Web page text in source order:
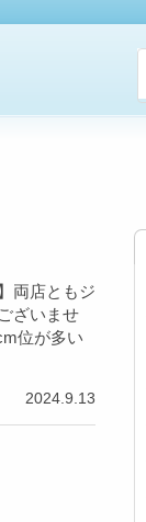
両店ともジ
ざいませ
位が多い
2024.9.13